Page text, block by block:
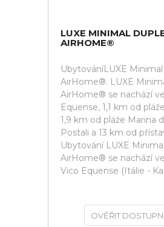
LUXE MINIMAL
AIRHOME®
UbytováníLUXE
AirHome®. LUXE
AirHome® se nachází
Equense, 1,1 km od
1,9 km od pláže Marina
Postali a 13 km od
Ubytování LUXE
AirHome® se nachází
Vico Equense (Itálie -
OVĚŘIT